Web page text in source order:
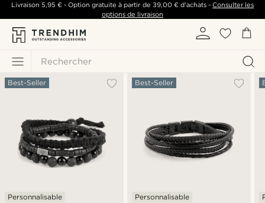
Rechercher
Livraison 5,95 €- Option gratuite à partir de 39,00 €d'achats -Consulter les
options de livraison
Best-Seller
Personnalisable
Best-Seller
Personnalisable